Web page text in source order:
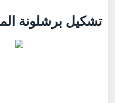
تشكيل برشلونة